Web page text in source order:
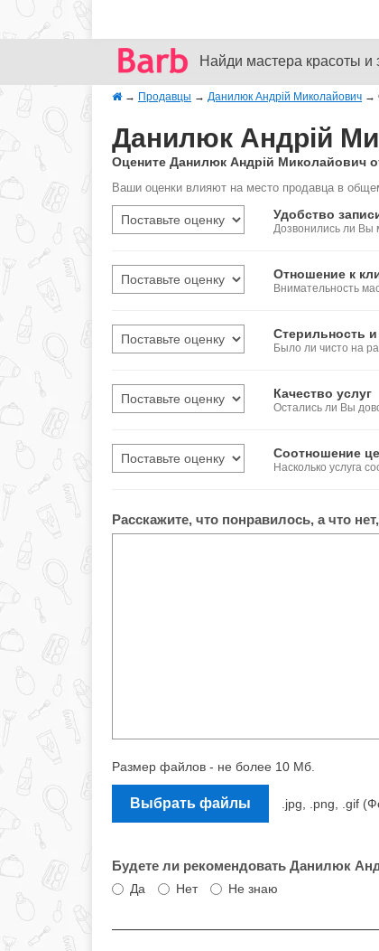
Найди мастера красоты и
→ Продавцы → Данилюк Андрій Миколайович →
Данилюк Андрій
Оцените Данилюк Андрій Миколайович
Ваши оценки влияют на место продавца в
Удобство
Дозвонились ли Вы
Отношение к
Внимательность
Стерильность и
Было ли чисто на
Качество услуг
Остались ли Вы
Соотношение
Насколько услуга
Расскажите, что понравилось, а что
Размер файлов - не более 10 Мб.
Выбрать файлы .jpg, .png, .gif
Будете ли рекомендовать Данилюк
Да Нет Не знаю